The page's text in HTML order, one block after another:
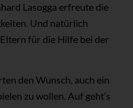
Lasogga erfreute die
Und natürlich
für die Hilfe bei der
den Wunsch, auch ein
zu wollen. Auf geht’s